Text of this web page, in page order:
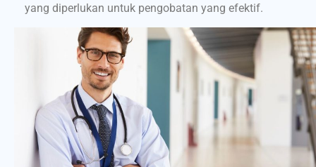
yang diperlukan untuk pengobatan yang efektif.